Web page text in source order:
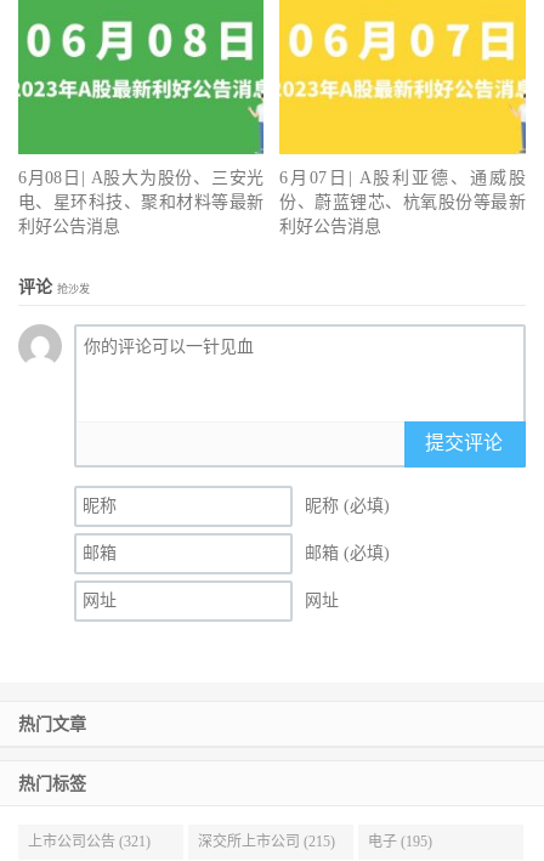
6月08日| A股大为股份、三安光
电、星环科技、聚和材料等最新
利好公告消息
6月07日| A股利亚德、通威股
份、蔚蓝锂芯、杭氧股份等最新
利好公告消息
评论 抢沙发
提交评论
昵称 (必填)
邮箱 (必填)
网址
热门文章
热门标签
上市公司公告 (321) 深交所上市公司 (215) 电子 (195)